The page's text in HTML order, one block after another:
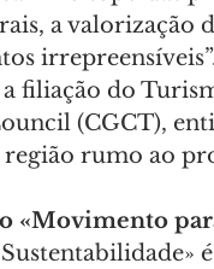
a
filiação do
(CGCT),
rumo ao
«Movimento